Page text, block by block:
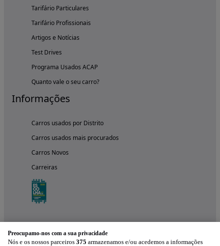
Tarifário Particulares
Tarifário Profissionais
Artigos e Notícias
Test Drives
Programa Usados ACAP
Quanto vale o seu carro?
Informações
Carros usados por Distrito
Carros usados mais procurados
Carros Novos
Carreiras
Preocupamo-nos com a sua privacidade
Nós e os nossos parceiros 375 armazenamos e/ou acedemos a informações